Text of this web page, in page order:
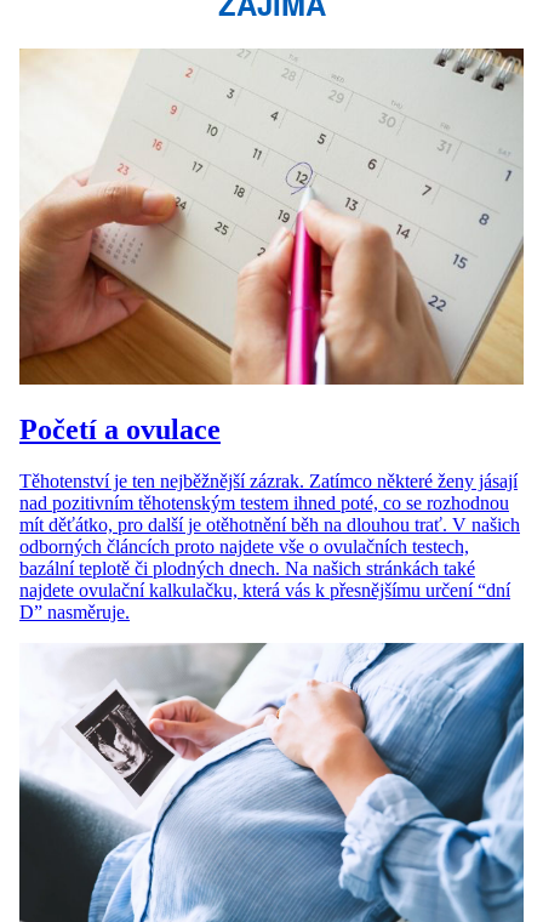
Početí a ovulace
Těhotenství je ten nejběžnější zázrak. Zatímco některé ženy jásají
nad pozitivním těhotenským testem ihned poté, co se rozhodnou
mít děťátko, pro další je otěhotnění běh na dlouhou trať. V našich
odborných článcích proto najdete vše o ovulačních testech,
bazální teplotě či plodných dnech. Na našich stránkách také
najdete ovulační kalkulačku, která vás k přesnějšímu určení “dní
D” nasměruje.